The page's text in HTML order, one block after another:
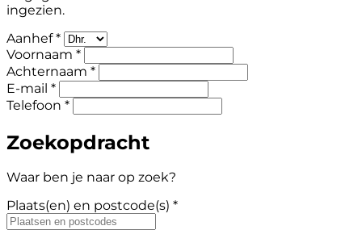
ingezien.
Aanhef *
Voornaam *
Achternaam *
E-mail *
Telefoon *
Zoekopdracht
Waar ben je naar op zoek?
Plaats(en) en postcode(s) *